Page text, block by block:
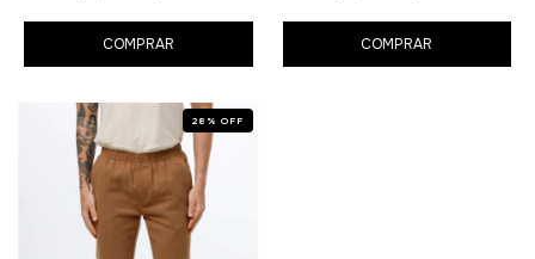
COMPRAR COMPRAR
28 % OFF